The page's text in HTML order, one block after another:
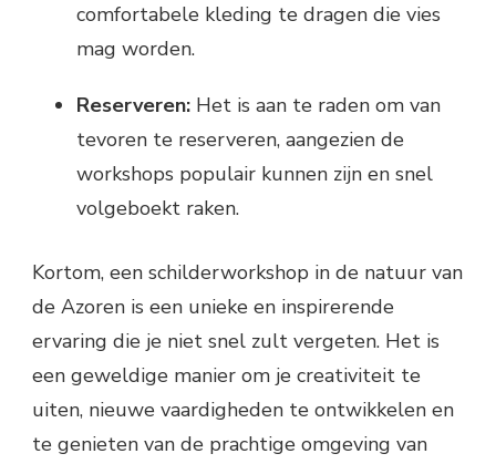
comfortabele kleding te dragen die vies
mag worden.
Reserveren: Het is aan te raden om van
tevoren te reserveren, aangezien de
workshops populair kunnen zijn en snel
volgeboekt raken.
Kortom, een schilderworkshop in de natuur van
de Azoren is een unieke en inspirerende
ervaring die je niet snel zult vergeten. Het is
een geweldige manier om je creativiteit te
uiten, nieuwe vaardigheden te ontwikkelen en
te genieten van de prachtige omgeving van